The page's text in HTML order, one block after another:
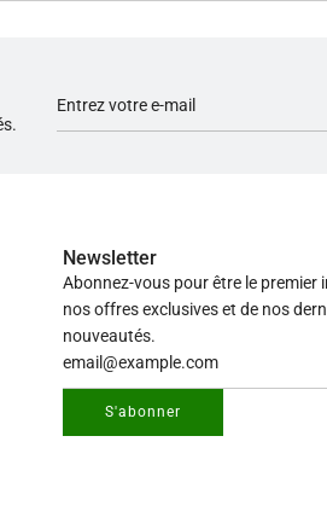
Newsletter
Abonnez-vous pour être le premier
nos offres exclusives et de nos
nouveautés.
S'abonner